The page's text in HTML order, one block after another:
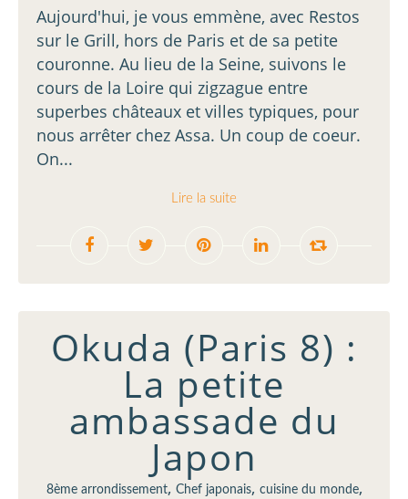
Aujourd'hui, je vous emmène, avec Restos
sur le Grill, hors de Paris et de sa petite
couronne. Au lieu de la Seine, suivons le
cours de la Loire qui zigzague entre
superbes châteaux et villes typiques, pour
nous arrêter chez Assa. Un coup de coeur.
On...
Lire la suite
Okuda (Paris 8) :
La petite
ambassade du
Japon
8ème arrondissement, Chef japonais, cuisine du monde,